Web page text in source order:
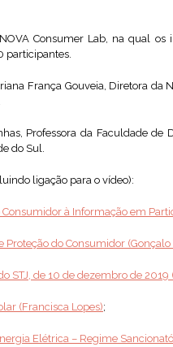
Consumer Lab, na qual os
participantes.
França Gouveia, Diretora da
Professora da Faculdade
do Sul.
ligação para o vídeo):
à Informação em
do Consumidor (Gonçalo
STJ, de 10 de dezembro de 2019
(Francisca Lopes);
Elétrica – Regime